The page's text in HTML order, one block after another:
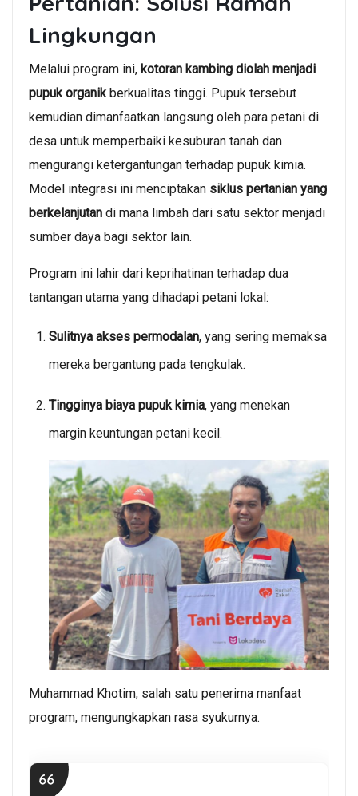
Lingkungan
Melalui program ini, kotoran kambing diolah menjadi
pupuk organik berkualitas tinggi. Pupuk tersebut
kemudian dimanfaatkan langsung oleh para petani di
desa untuk memperbaiki kesuburan tanah dan
mengurangi ketergantungan terhadap pupuk kimia.
Model integrasi ini menciptakan siklus pertanian yang
berkelanjutan di mana limbah dari satu sektor menjadi
sumber daya bagi sektor lain.
Program ini lahir dari keprihatinan terhadap dua
tantangan utama yang dihadapi petani lokal:
Sulitnya akses permodalan, yang sering memaksa
mereka bergantung pada tengkulak.
Tingginya biaya pupuk kimia, yang menekan
margin keuntungan petani kecil.
Muhammad Khotim, salah satu penerima manfaat
program, mengungkapkan rasa syukurnya.